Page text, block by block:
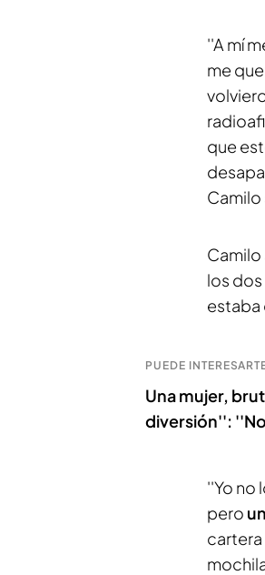
''A mí
me
que
los
estaba
PUEDE
Una mujer,
diversión'':
''Yo no
pero
cartera